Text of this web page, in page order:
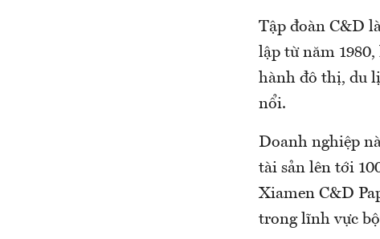
Tập đoàn C&D
lập từ năm
hành đô thị, du
nổi.
Doanh nghiệp
tài sản lên tới
Xiamen C&D
trong lĩnh vực